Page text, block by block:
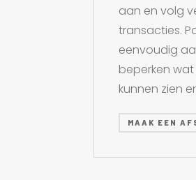
aan en volg
transacties.
eenvoudig
beperken wat
kunnen zien
MAAK EEN